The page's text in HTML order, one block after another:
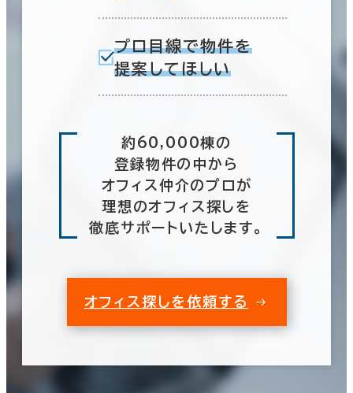
プロ目線で物件を
提案してほしい
約60,000棟の
登録物件の中から
オフィス仲介のプロが
理想のオフィス探しを
徹底サポートいたします。
オフィス探しを依頼する